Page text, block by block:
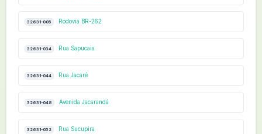
32631-005 Rodovia BR-262
32631-034 Rua Sapucaia
32631-044 Rua Jacaré
32631-048 Avenida Jacarandá
32631-052 Rua Sucupira